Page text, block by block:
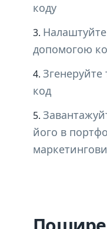
коду
Налаштуйте
допомогою
Згенеруйте
код
його в